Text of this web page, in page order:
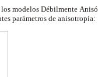
modelos Débilmente
parámetros de anisotropía: